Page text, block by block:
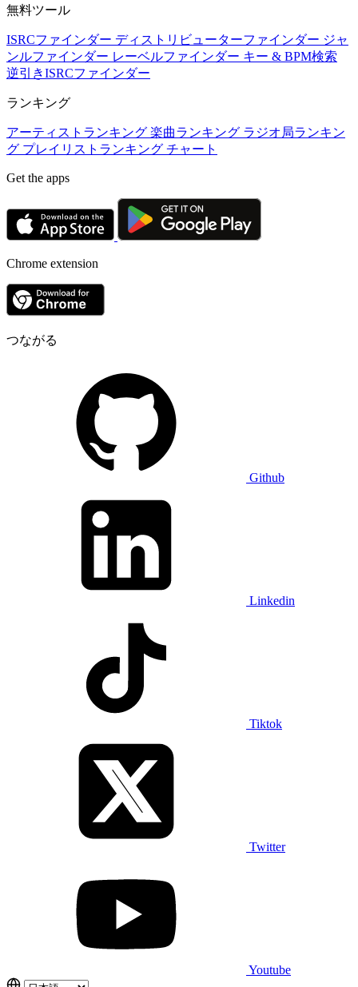
無料ツール
ISRCファインダー ディストリビューターファインダー ジャ
ンルファインダー レーベルファインダー キー & BPM検索
逆引きISRCファインダー
ランキング
アーティストランキング 楽曲ランキング ラジオ局ランキン
グ プレイリストランキング チャート
Get the apps
Chrome extension
つながる
Github
Linkedin
Tiktok
Twitter
Youtube